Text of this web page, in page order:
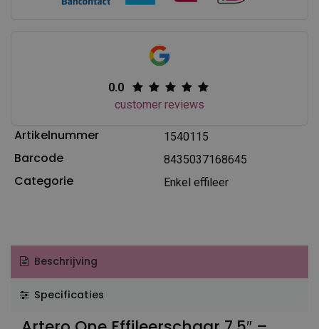
0.0
customer reviews
Artikelnummer 1540115
Barcode 8435037168645
Categorie Enkel effileer
Beschrijving
Specificaties